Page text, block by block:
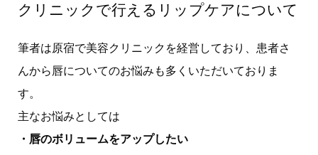
クリニックで行えるリップケアについて
筆者は原宿で美容クリニックを経営しており、患者さ
んから唇についてのお悩みも多くいただいておりま
す。
主なお悩みとしては
・唇のボリュームをアップしたい